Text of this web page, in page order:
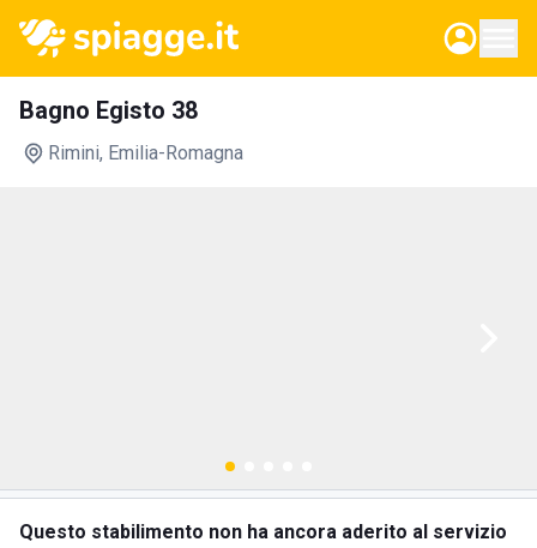
Bagno Egisto 38
Rimini, Emilia-Romagna
Questo stabilimento non ha ancora aderito al servizio